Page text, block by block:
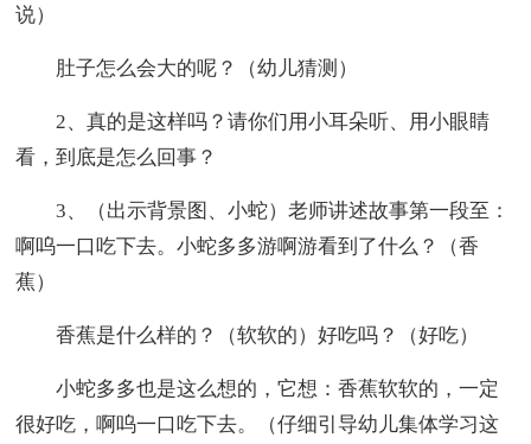
说）
肚子怎么会大的呢？（幼儿猜测）
2、真的是这样吗？请你们用小耳朵听、用小眼睛
看，到底是怎么回事？
3、（出示背景图、小蛇）老师讲述故事第一段至：
啊呜一口吃下去。小蛇多多游啊游看到了什么？（香
蕉）
香蕉是什么样的？（软软的）好吃吗？（好吃）
小蛇多多也是这么想的，它想：香蕉软软的，一定
很好吃，啊呜一口吃下去。（仔细引导幼儿集体学习这